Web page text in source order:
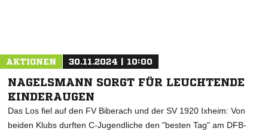
AKTIONEN 30.11.2024 | 10:00
NAGELSMANN SORGT FÜR LEUCHTENDE
KINDERAUGEN
Das Los fiel auf den FV Biberach und der SV 1920 Ixheim: Von
beiden Klubs durften C-Jugendliche den "besten Tag" am DFB-